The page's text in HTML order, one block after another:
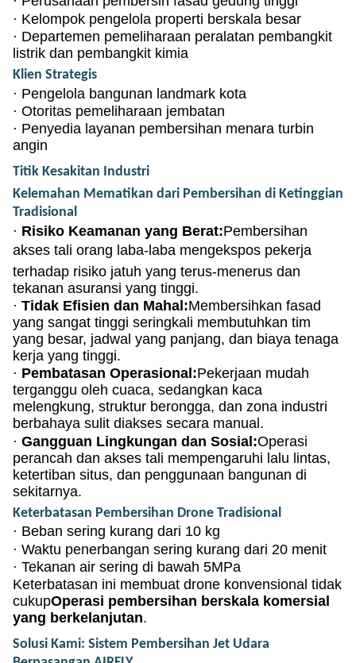
· Kelompok pengelola properti berskala besar
· Departemen pemeliharaan peralatan pembangkit
listrik dan pembangkit kimia
Klien Strategis
· Pengelola bangunan landmark kota
· Otoritas pemeliharaan jembatan
· Penyedia layanan pembersihan menara turbin
angin
Titik Kesakitan Industri
Kelemahan Mematikan dari Pembersihan di Ketinggian
Tradisional
· Risiko Keamanan yang Berat:Pembersihan
akses tali orang laba-laba mengekspos pekerja
terhadap risiko jatuh yang terus-menerus dan
tekanan asuransi yang tinggi.
· Tidak Efisien dan Mahal:Membersihkan fasad
yang sangat tinggi seringkali membutuhkan tim
yang besar, jadwal yang panjang, dan biaya tenaga
kerja yang tinggi.
· Pembatasan Operasional:Pekerjaan mudah
terganggu oleh cuaca, sedangkan kaca
melengkung, struktur berongga, dan zona industri
berbahaya sulit diakses secara manual.
· Gangguan Lingkungan dan Sosial:Operasi
perancah dan akses tali mempengaruhi lalu lintas,
ketertiban situs, dan penggunaan bangunan di
sekitarnya.
Keterbatasan Pembersihan Drone Tradisional
· Beban sering kurang dari 10 kg
· Waktu penerbangan sering kurang dari 20 menit
· Tekanan air sering di bawah 5MPa
Keterbatasan ini membuat drone konvensional tidak
cukupOperasi pembersihan berskala komersial
yang berkelanjutan.
Solusi Kami: Sistem Pembersihan Jet Udara